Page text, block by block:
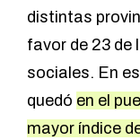
distintas
favor de 23 de
sociales. En
quedó en el
mayor índice